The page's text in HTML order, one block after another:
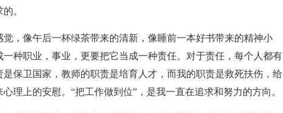
。
，像午后一杯绿茶带来的清新，像睡前一本好书带来的精神小
种职业，事业，更要把它当成一种责任。对于责任，每个人都有
保卫国家，教师的职责是培育人才，而我的职责是救死扶伤，给
理上的安慰。“把工作做到位”，是我一直在追求和努力的方向。